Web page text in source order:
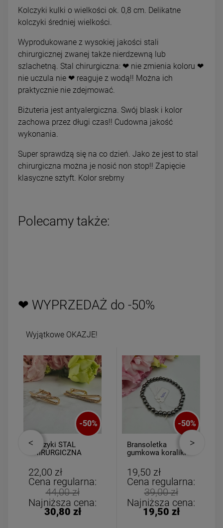
Kolczyki kulki o wielkości ok. 0,8 cm. Delikatne
kolczyki średniej wielkości.
Wyprodukowane z wysokiej jakości stali
chirurgicznej zwanej także nierdzewną lub
szlachetną. Stal chirurgiczna: ❤ nie zmienia koloru ❤
nie uczula nie ❤ reaguje z wodą!! Można ich
praktycznie nie zdejmować.
Biżuteria jest antyalergiczna. Swój blask i kolor
zachowa przez długi czas!! Cudowna jakość
wykonania.
Super sprawdzą się na co dzień. Jako że jest to stal
chirurgiczna można je nosić non stop!! Zapięcie
klasyczne sztyft. Kolor srebrny
Polecamy także:
❤ WYPRZEDAŻ do -50%
Wyjątkowe OKAZJE!
-50%
Kolczyki STAL
CHIRURGICZNA
cyrkonie
22,00 zł
Cena regularna:
44,00 zł
Najniższa cena:
30,80 zł
-50%
Bransoletka
gumkowa koraliki
srebrne
19,50 zł
Cena regularna:
39,00 zł
Najniższa cena:
19,50 zł